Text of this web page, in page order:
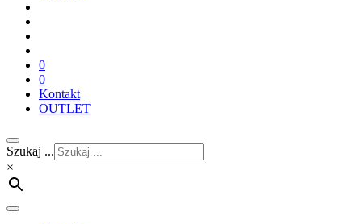
0
0
Kontakt
OUTLET
Szukaj ...
×